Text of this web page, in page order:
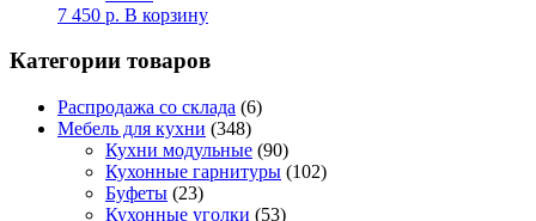
7 450 р. В корзину
Категории товаров
Распродажа со склада (6)
Мебель для кухни (348)
Кухни модульные (90)
Кухонные гарнитуры (102)
Буфеты (23)
Кухонные уголки (53)